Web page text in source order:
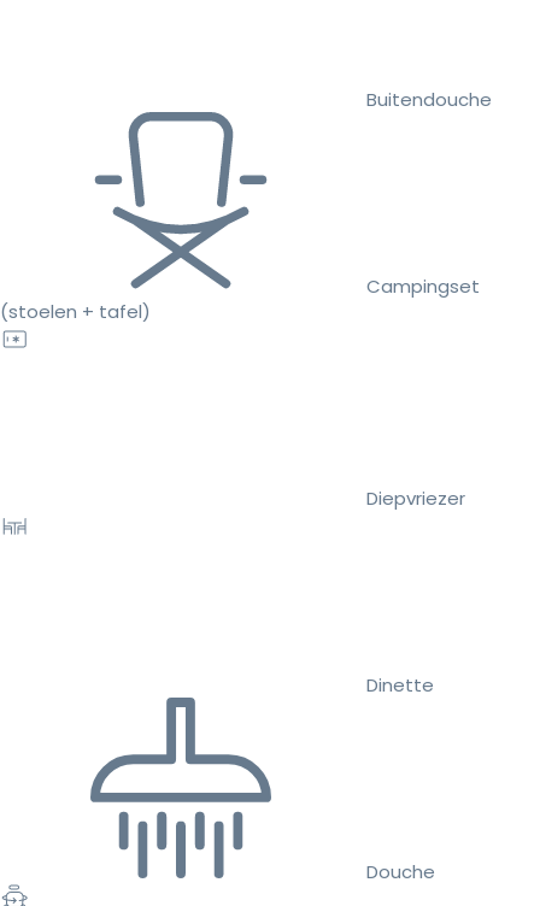
Buitendouche
Campingset
(stoelen + tafel)
Diepvriezer
Dinette
Douche